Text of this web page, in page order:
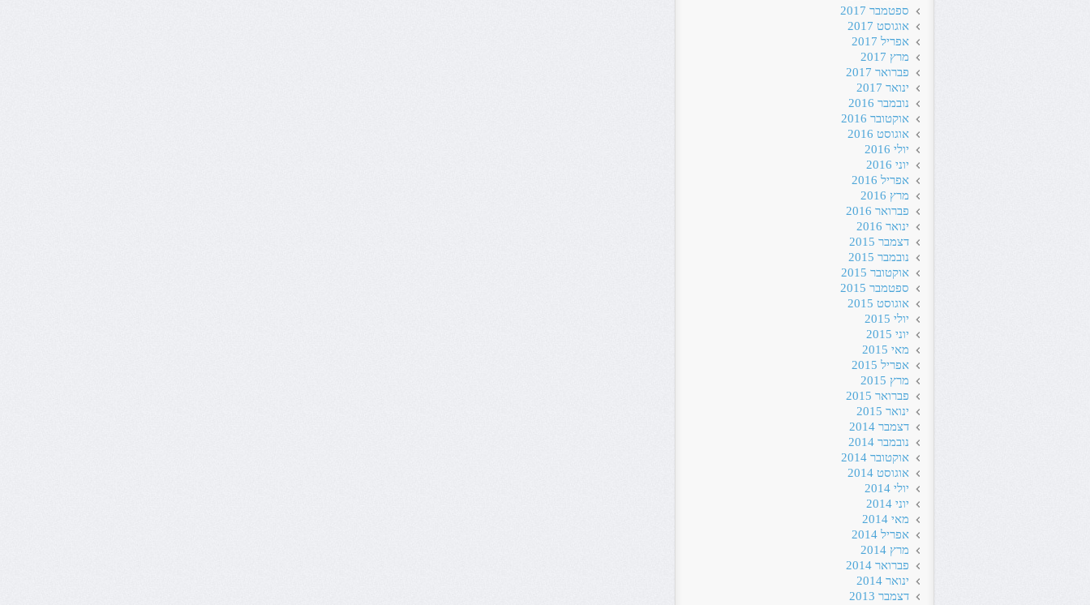
ספטמבר 2017
אוגוסט 2017
אפריל 2017
מרץ 2017
פברואר 2017
ינואר 2017
נובמבר 2016
אוקטובר 2016
אוגוסט 2016
יולי 2016
יוני 2016
אפריל 2016
מרץ 2016
פברואר 2016
ינואר 2016
דצמבר 2015
נובמבר 2015
אוקטובר 2015
ספטמבר 2015
אוגוסט 2015
יולי 2015
יוני 2015
מאי 2015
אפריל 2015
מרץ 2015
פברואר 2015
ינואר 2015
דצמבר 2014
נובמבר 2014
אוקטובר 2014
אוגוסט 2014
יולי 2014
יוני 2014
מאי 2014
אפריל 2014
מרץ 2014
פברואר 2014
ינואר 2014
דצמבר 2013